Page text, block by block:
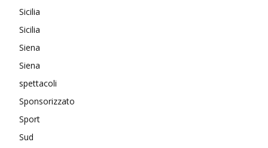
Sicilia
Sicilia
Siena
Siena
spettacoli
Sponsorizzato
Sport
Sud